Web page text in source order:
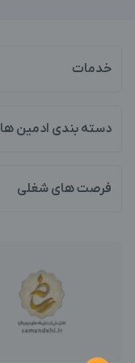
خدمات
دسته بندی ادمین ها
فرصت های شغلی